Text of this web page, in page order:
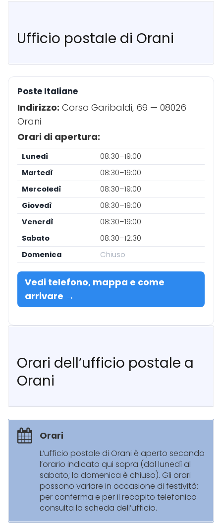
Ufficio postale di Orani
Poste Italiane
Indirizzo: Corso Garibaldi, 69 — 08026
Orani
Orari di apertura:
Lunedì
08:30–19:00
Martedì
08:30–19:00
Mercoledì
08:30–19:00
Giovedì
08:30–19:00
Venerdì
08:30–19:00
Sabato
08:30–12:30
Domenica
Chiuso
Vedi telefono, mappa e come
arrivare →
Orari dell’ufficio postale a
Orani
Orari
L’ufficio postale di Orani è aperto secondo
l’orario indicato qui sopra (dal lunedì al
sabato; la domenica è chiuso). Gli orari
possono variare in occasione di festività:
per conferma e per il recapito telefonico
consulta la scheda dell’ufficio.